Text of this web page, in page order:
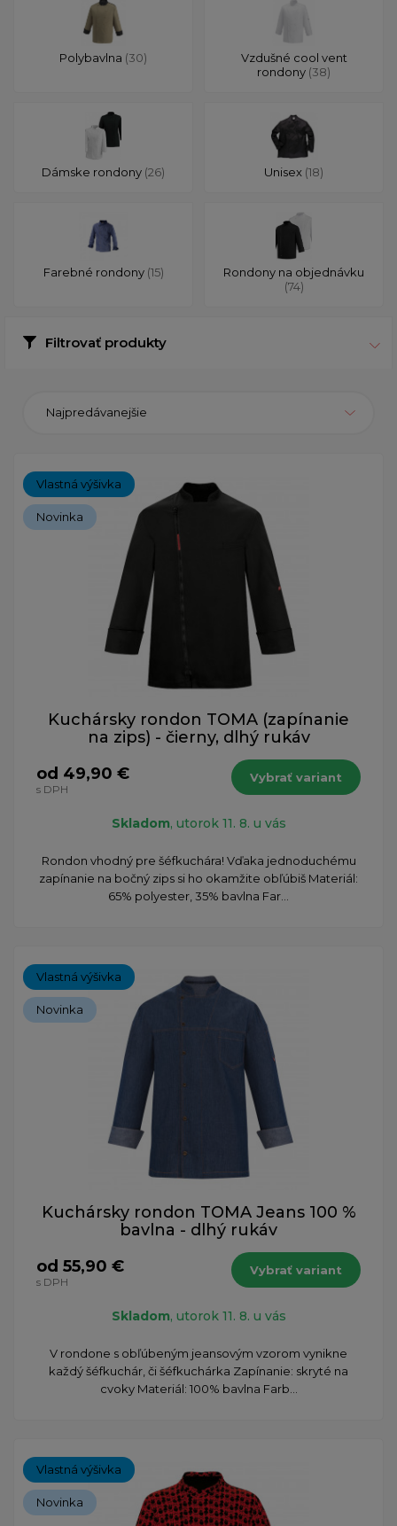
Polybavlna (30)
Vzdušné cool vent
rondony (38)
Dámske rondony (26) Unisex (18)
Farebné rondony (15)
Rondony na objednávku
(74)
Filtrovať produkty
Najpredávanejšie
Vlastná výšivka
Novinka
Kuchársky rondon TOMA (zapínanie
na zips) - čierny, dlhý rukáv
od 49,90 €
s DPH
Vybrať variant
Skladom, utorok 11. 8. u vás
Rondon vhodný pre šéfkuchára! Vďaka jednoduchému
zapínanie na bočný zips si ho okamžite obľúbiš Materiál:
65% polyester, 35% bavlna Far...
Vlastná výšivka
Novinka
Kuchársky rondon TOMA Jeans 100 %
bavlna - dlhý rukáv
od 55,90 €
s DPH
Vybrať variant
Skladom, utorok 11. 8. u vás
​V rondone s obľúbeným jeansovým vzorom vynikne
každý šéfkuchár, či šéfkuchárka Zapínanie: skryté na
cvoky Materiál: 100% bavlna Farb...
Vlastná výšivka
Novinka